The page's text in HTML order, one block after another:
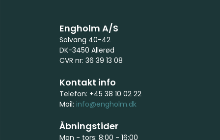
Engholm A/S
Solvang 40-42
DK-3450 Allerød
CVR nr: 36 39 13 08
Kontakt info
Telefon: +45 38 10 02 22
Mail: info@engholm.dk
Åbningstider
Man - tors: 8:00 - 16:00